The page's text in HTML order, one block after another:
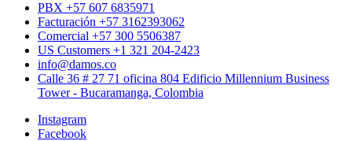
PBX +57 607 6835971
Facturación +57 3162393062
Comercial +57 300 5506387
US Customers +1 321 204-2423
info@damos.co
Calle 36 # 27 71 oficina 804 Edificio Millennium Business
Tower - Bucaramanga, Colombia
Instagram
Facebook